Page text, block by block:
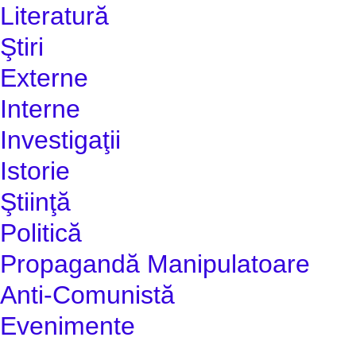
Literatură
Ştiri
Externe
Interne
Investigaţii
Istorie
Ştiinţă
Politică
Propagandă Manipulatoare
Anti-Comunistă
Evenimente